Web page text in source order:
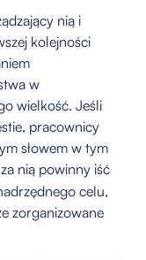
nią i
kolejności
w
wielkość. Jeśli
pracownicy
słowem w tym
nią powinny iść
celu,
zorganizowane